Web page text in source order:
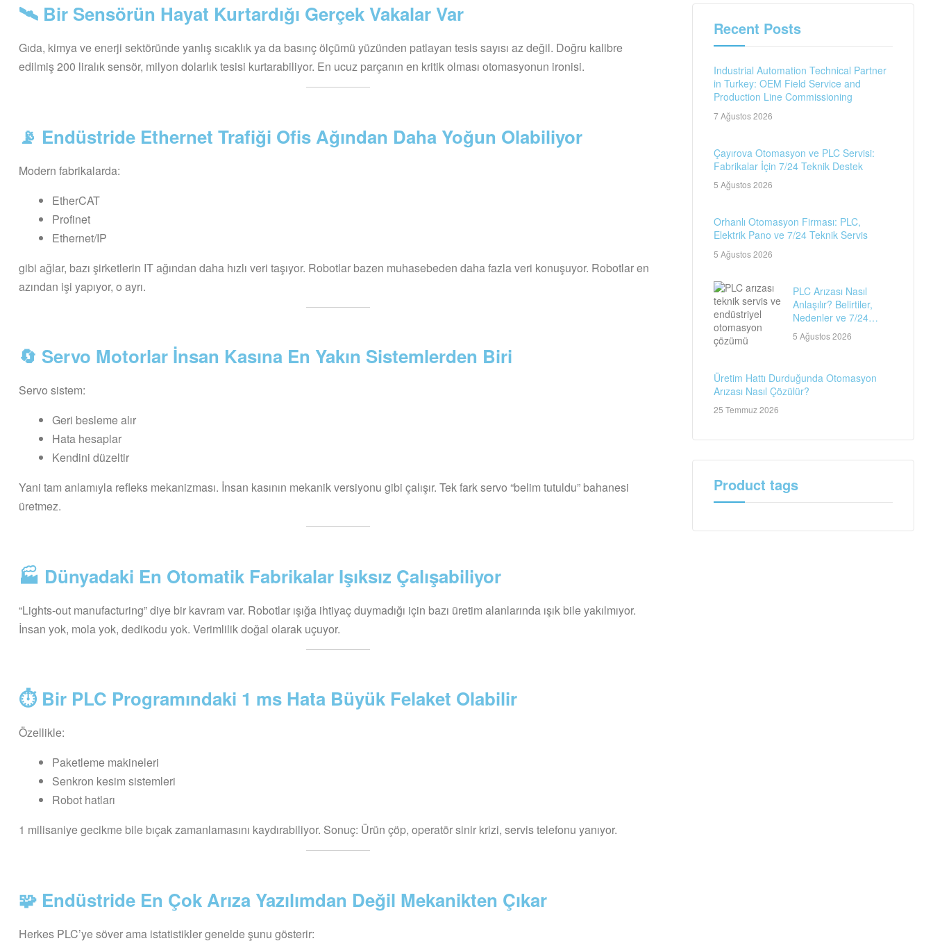
🛰️ Bir Sensörün Hayat Kurtardığı Gerçek Vakalar Var
Gıda, kimya ve enerji sektöründe yanlış sıcaklık ya da basınç ölçümü yüzünden patlayan tesis sayısı az değil. Doğru kalibre
edilmiş 200 liralık sensör, milyon dolarlık tesisi kurtarabiliyor. En ucuz parçanın en kritik olması otomasyonun ironisi.
📡 Endüstride Ethernet Trafiği Ofis Ağından Daha Yoğun Olabiliyor
Modern fabrikalarda:
EtherCAT
Profinet
Ethernet/IP
gibi ağlar, bazı şirketlerin IT ağından daha hızlı veri taşıyor. Robotlar bazen muhasebeden daha fazla veri konuşuyor. Robotlar en
azından işi yapıyor, o ayrı.
🔄 Servo Motorlar İnsan Kasına En Yakın Sistemlerden Biri
Servo sistem:
Geri besleme alır
Hata hesaplar
Kendini düzeltir
Yani tam anlamıyla refleks mekanizması. İnsan kasının mekanik versiyonu gibi çalışır. Tek fark servo “belim tutuldu” bahanesi
üretmez.
🏭 Dünyadaki En Otomatik Fabrikalar Işıksız Çalışabiliyor
“Lights-out manufacturing” diye bir kavram var. Robotlar ışığa ihtiyaç duymadığı için bazı üretim alanlarında ışık bile yakılmıyor.
İnsan yok, mola yok, dedikodu yok. Verimlilik doğal olarak uçuyor.
⏱️ Bir PLC Programındaki 1 ms Hata Büyük Felaket Olabilir
Özellikle:
Paketleme makineleri
Senkron kesim sistemleri
Robot hatları
1 milisaniye gecikme bile bıçak zamanlamasını kaydırabiliyor. Sonuç: Ürün çöp, operatör sinir krizi, servis telefonu yanıyor.
🧩 Endüstride En Çok Arıza Yazılımdan Değil Mekanikten Çıkar
Herkes PLC’ye söver ama istatistikler genelde şunu gösterir:
Recent Posts
Industrial Automation Technical Partner
in Turkey: OEM Field Service and
Production Line Commissioning
7 Ağustos 2026
Çayırova Otomasyon ve PLC Servisi:
Fabrikalar İçin 7/24 Teknik Destek
5 Ağustos 2026
Orhanlı Otomasyon Firması: PLC,
Elektrik Pano ve 7/24 Teknik Servis
5 Ağustos 2026
PLC Arızası Nasıl
Anlaşılır? Belirtiler,
Nedenler ve 7/24
Teknik Servis Rehberi
5 Ağustos 2026
Üretim Hattı Durduğunda Otomasyon
Arızası Nasıl Çözülür?
25 Temmuz 2026
Product tags